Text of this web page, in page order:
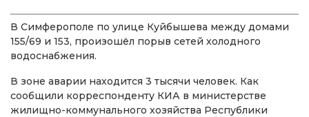
В Симферополе по улице Куйбышева между домами
155/69 и 153, произошёл порыв сетей холодного
водоснабжения.
В зоне аварии находится 3 тысячи человек. Как
сообщили корреспонденту КИА в министерстве
жилищно-коммунального хозяйства Республики